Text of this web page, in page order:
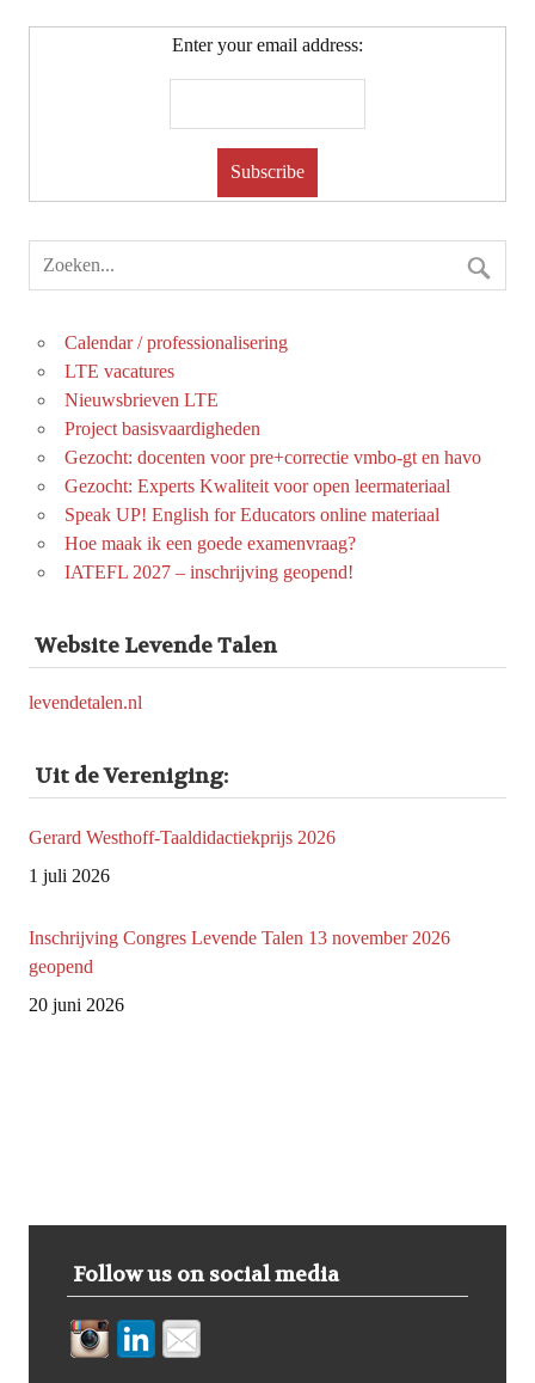
Enter your email address:
Calendar / professionalisering
LTE vacatures
Nieuwsbrieven LTE
Project basisvaardigheden
Gezocht: docenten voor pre+correctie vmbo-gt en havo
Gezocht: Experts Kwaliteit voor open leermateriaal
Speak UP! English for Educators online materiaal
Hoe maak ik een goede examenvraag?
IATEFL 2027 – inschrijving geopend!
Website Levende Talen
levendetalen.nl
Uit de Vereniging:
Gerard Westhoff-Taaldidactiekprijs 2026
1 juli 2026
Inschrijving Congres Levende Talen 13 november 2026
geopend
20 juni 2026
Follow us on social media